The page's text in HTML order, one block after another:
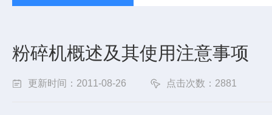
粉碎机概述及其使用注意事项
更新时间：2011-08-26 点击次数：2881